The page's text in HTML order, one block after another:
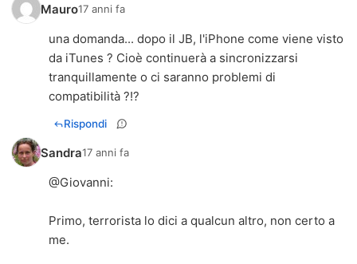
Mauro17 anni fa
una domanda... dopo il JB, l'iPhone come viene visto
da iTunes ? Cioè continuerà a sincronizzarsi
tranquillamente o ci saranno problemi di
compatibilità ?!?
Rispondi
Sandra17 anni fa
@Giovanni:
Primo, terrorista lo dici a qualcun altro, non certo a
me.